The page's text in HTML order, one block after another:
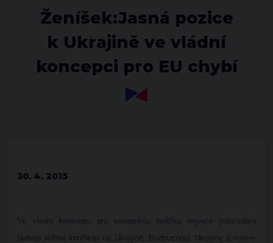
Ženíšek:Jasná pozice
k Ukrajině ve vládní
koncepci pro EU chybí
30. 4. 2015
Ve vládní koncepci pro evropskou politiku nejvíce postrádám
řádnou reflexi konfliktu na Ukrajině. Budoucnost Ukrajiny a rusko-